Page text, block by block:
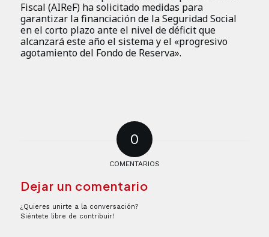
Fiscal (AIReF) ha solicitado medidas para
garantizar la financiación de la Seguridad Social
en el corto plazo ante el nivel de déficit que
alcanzará este año el sistema y el «progresivo
agotamiento del Fondo de Reserva».
0
COMENTARIOS
Dejar un comentario
¿Quieres unirte a la conversación?
Siéntete libre de contribuir!